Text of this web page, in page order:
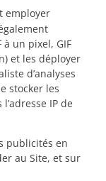
employer
à un pixel, GIF
et les déployer
d’analyses
stocker les
IP de
publicités en
au Site, et sur